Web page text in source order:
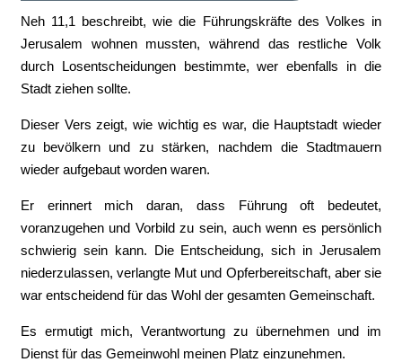
Neh 11,1 beschreibt, wie die Führungskräfte des Volkes in
Jerusalem wohnen mussten, während das restliche Volk
durch Losentscheidungen bestimmte, wer ebenfalls in die
Stadt ziehen sollte.
Dieser Vers zeigt, wie wichtig es war, die Hauptstadt wieder
zu bevölkern und zu stärken, nachdem die Stadtmauern
wieder aufgebaut worden waren.
Er erinnert mich daran, dass Führung oft bedeutet,
voranzugehen und Vorbild zu sein, auch wenn es persönlich
schwierig sein kann. Die Entscheidung, sich in Jerusalem
niederzulassen, verlangte Mut und Opferbereitschaft, aber sie
war entscheidend für das Wohl der gesamten Gemeinschaft.
Es ermutigt mich, Verantwortung zu übernehmen und im
Dienst für das Gemeinwohl meinen Platz einzunehmen.